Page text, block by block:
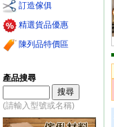
訂造傢俱
精選貨品優惠
陳列品特價區
產品搜尋
(請輸入型號或名稱)